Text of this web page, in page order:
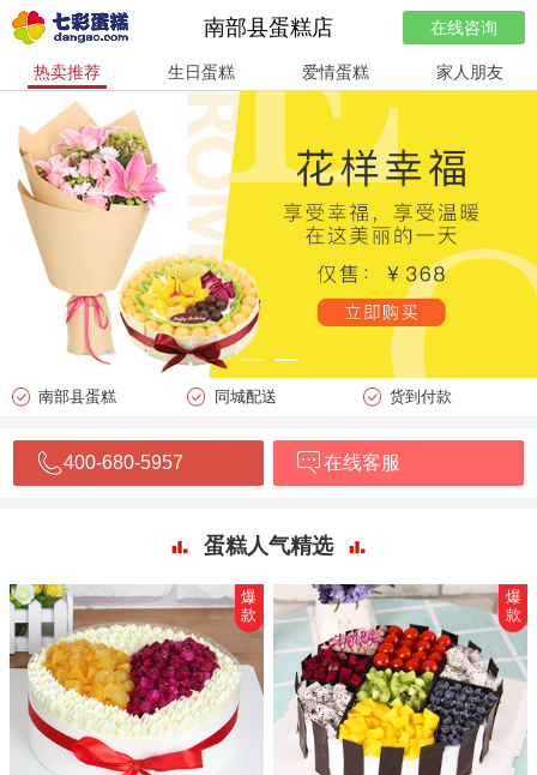
南部县蛋糕店 在线咨询
热卖推荐 生日蛋糕 爱情蛋糕 家人朋友
南部县蛋糕 同城配送 货到付款
400-680-5957 在线客服
蛋糕人气精选
爆
款
爆
款